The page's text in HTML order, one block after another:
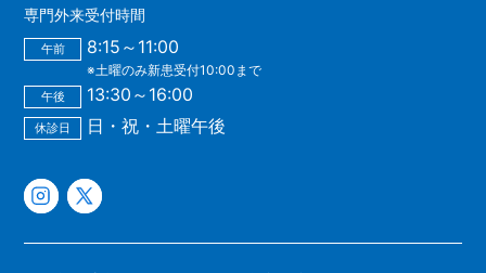
専門外来受付時間
午前 8:15～11:00
※土曜のみ新患受付10:00まで
午後 13:30～16:00
休診日 日・祝・土曜午後